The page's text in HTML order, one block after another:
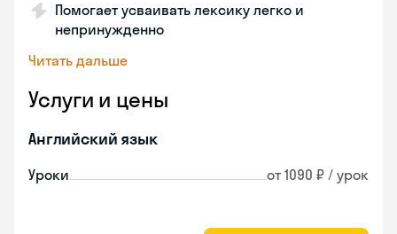
Помогает усваивать лексику легко и
непринужденно
Читать дальше
Услуги и цены
Английский язык
Уроки от 1090 ₽ / урок